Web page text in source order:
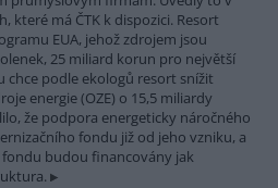
které má ČTK k dispozici. Resort
EUA, jehož zdrojem jsou
25 miliard korun pro největší
podle ekologů resort snížit
energie (OZE) o 15,5 miliardy
že podpora energeticky náročného
fondu již od jeho vzniku, a
fondu budou financovány jak